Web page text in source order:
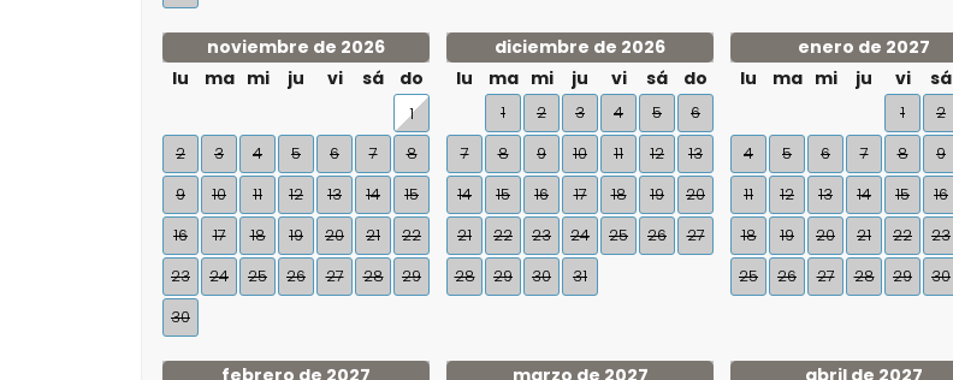
noviembre de 2026
lu
ma mi ju vi sá do
1
2
3 4 5 6 7
8
9
10 11 12 13 14
15
16
17 18 19 20 21
22
23
24 25 26 27 28
29
30
diciembre de 2026
lu
ma mi ju vi sá do
1 2 3 4 5
6
7
8 9 10 11 12
13
14
15 16 17 18 19
20
21
22 23 24 25 26
27
28
29 30 31
enero de 2027
lu
ma mi ju vi sá
1 2
4
5 6 7 8 9
11
12 13 14 15 16
18
19 20 21 22 23
25
26 27 28 29 30
febrero de 2027
marzo de 2027
abril de 2027